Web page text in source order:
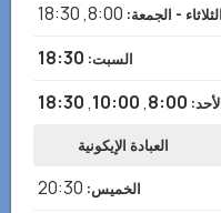
الثلاثاء - الجمعة:
8:00
,
18:30
السبت:
18:30
:
8:00
,
10:00
,
18:30
العبادة الإيكونية
الخميس:
20:30